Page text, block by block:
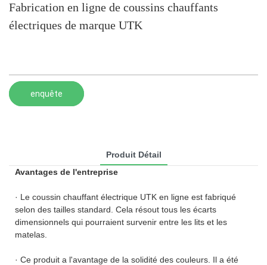
Fabrication en ligne de coussins chauffants
électriques de marque UTK
enquête
Produit Détail
Avantages de l'entreprise
· Le coussin chauffant électrique UTK en ligne est fabriqué
selon des tailles standard. Cela résout tous les écarts
dimensionnels qui pourraient survenir entre les lits et les
matelas.
· Ce produit a l'avantage de la solidité des couleurs. Il a été